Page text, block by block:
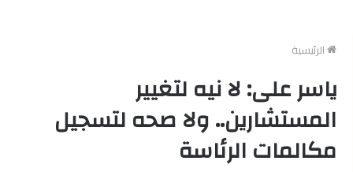
الرئيسية
ياسر على: لا نيه لتغيير
المستشارين.. ولا صحه لتسجيل
مكالمات الرئاسة